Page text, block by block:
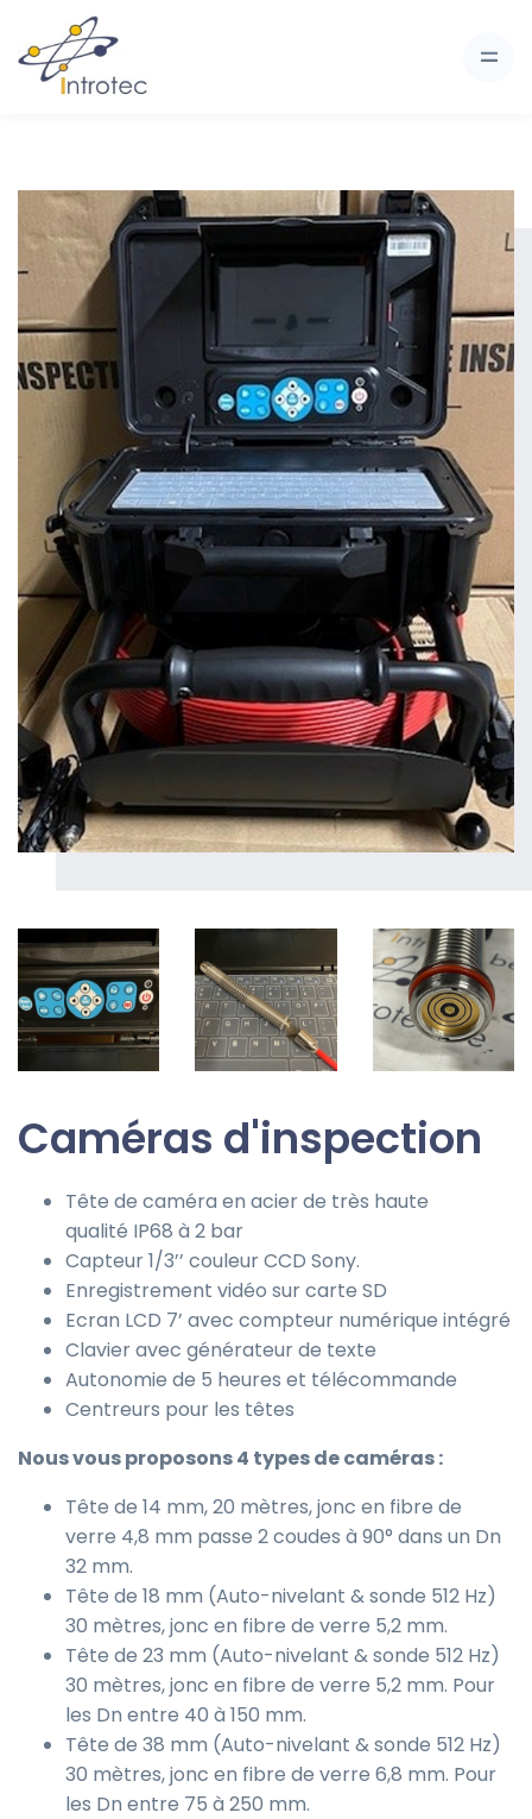
Caméras d'inspection
Tête de caméra en acier de très haute
qualité IP68 à 2 bar
Capteur 1/3’’ couleur CCD Sony.
Enregistrement vidéo sur carte SD
Ecran LCD 7’ avec compteur numérique intégré
Clavier avec générateur de texte
Autonomie de 5 heures et télécommande
Centreurs pour les têtes
Nous vous proposons 4 types de caméras :
Tête de 14 mm, 20 mètres, jonc en fibre de
verre 4,8 mm passe 2 coudes à 90° dans un Dn
32 mm.
Tête de 18 mm (Auto-nivelant & sonde 512 Hz)
30 mètres, jonc en fibre de verre 5,2 mm.
Tête de 23 mm (Auto-nivelant & sonde 512 Hz)
30 mètres, jonc en fibre de verre 5,2 mm. Pour
les Dn entre 40 à 150 mm.
Tête de 38 mm (Auto-nivelant & sonde 512 Hz)
30 mètres, jonc en fibre de verre 6,8 mm. Pour
les Dn entre 75 à 250 mm.